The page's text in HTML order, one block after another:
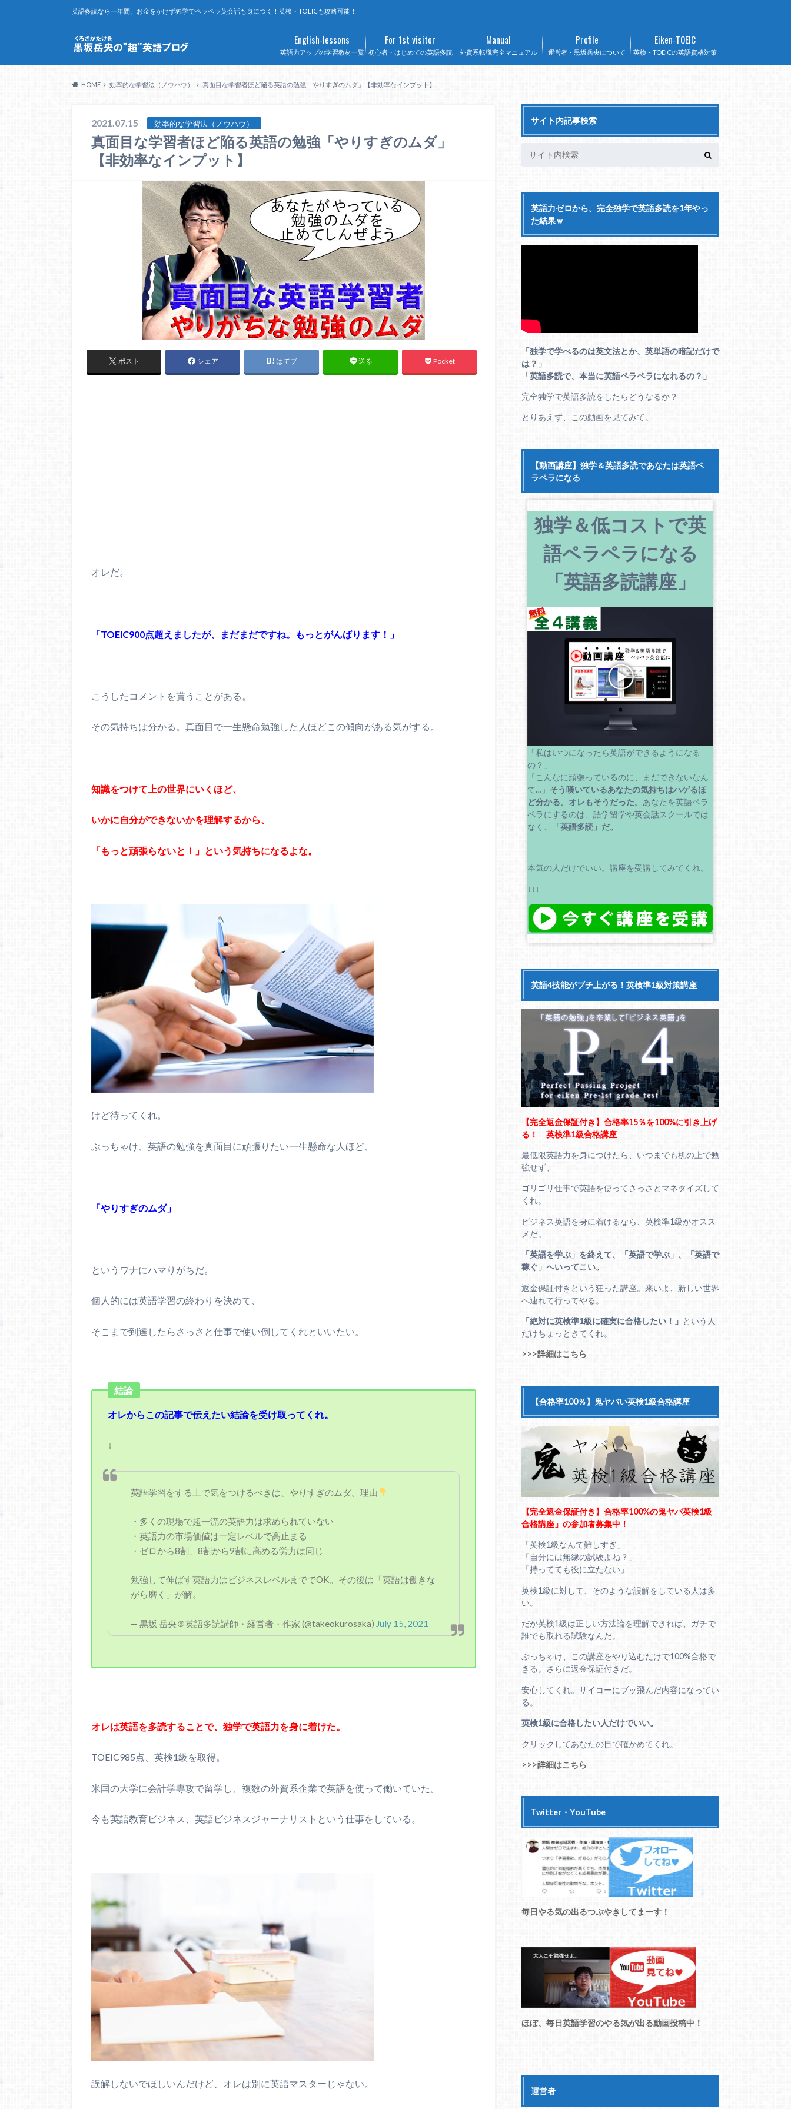
英語多読なら一年間、お金をかけず独学でペラペラ英会話も身につく！英検・TOEICも攻略可能！
英語力アップの学習教材一覧
English-lessons
初心者・はじめての英語多読
For 1st visitor
外資系転職完全マニュアル
Manual
運営者・黒坂岳央について
Profile
英検・TOEICの英語資格対策
Eiken-TOEIC
HOME 効率的な学習法（ノウハウ） 真面目な学習者ほど陥る英語の勉強「やりすぎのムダ」【非効率なインプット】
2021.07.15 効率的な学習法（ノウハウ）
真面目な学習者ほど陥る英語の勉強「やりすぎのムダ」
【非効率なインプット】
ポスト シェア はてブ 送る Pocket
オレだ。
「TOEIC900点超えましたが、まだまだですね。もっとがんばります！」
こうしたコメントを貰うことがある。
その気持ちは分かる。真面目で一生懸命勉強した人ほどこの傾向がある気がする。
知識をつけて上の世界にいくほど、
いかに自分ができないかを理解するから、
「もっと頑張らないと！」という気持ちになるよな。
けど待ってくれ。
ぶっちゃけ、英語の勉強を真面目に頑張りたい一生懸命な人ほど、
「やりすぎのムダ」
というワナにハマりがちだ。
個人的には英語学習の終わりを決めて、
そこまで到達したらさっさと仕事で使い倒してくれといいたい。
結論
オレからこの記事で伝えたい結論を受け取ってくれ。
↓
英語学習をする上で気をつけるべきは、やりすぎのムダ。理由
・多くの現場で超一流の英語力は求められていない
・英語力の市場価値は一定レベルで高止まる
・ゼロから8割、8割から9割に高める労力は同じ
勉強して伸ばす英語力はビジネスレベルまででOK。その後は「英語は働きな
がら磨く」が解。
— 黒坂 岳央＠英語多読講師・経営者・作家 (@takeokurosaka) July 15, 2021
オレは英語を多読することで、独学で英語力を身に着けた。
TOEIC985点、英検1級を取得。
米国の大学に会計学専攻で留学し、複数の外資系企業で英語を使って働いていた。
今も英語教育ビジネス、英語ビジネスジャーナリストという仕事をしている。
誤解しないでほしいんだけど、オレは別に英語マスターじゃない。
サイト内記事検索
英語力ゼロから、完全独学で英語多読を1年やっ
た結果ｗ
「独学で学べるのは英文法とか、英単語の暗記だけで
は？」
「英語多読で、本当に英語ペラペラになれるの？」
完全独学で英語多読をしたらどうなるか？
とりあえず、この動画を見てみて。
【動画講座】独学＆英語多読であなたは英語ペ
ラペラになる
独学＆低コストで英
語ペラペラになる
「英語多読講座」
「私はいつになったら英語ができるようになる
の？」
「こんなに頑張っているのに、まだできないなん
て…」 そう嘆いているあなたの気持ちはハゲるほ
ど分かる。 オレもそうだった。 あなたを英語ペラ
ペラにするのは、語学留学や英会話スクールでは
なく、
「英語多読」だ。
本気の人だけでいい。講座を受講してみてくれ。
↓↓↓
英語4技能がブチ上がる！英検準1級対策講座
【完全返金保証付き】合格率15％を100%に引き上げ
る！ 英検準1級合格講座
最低限英語力を身につけたら、いつまでも机の上で勉
強せず、
ゴリゴリ仕事で英語を使ってさっさとマネタイズして
くれ。
ビジネス英語を身に着けるなら、英検準1級がオスス
メだ。
「英語を学ぶ」を終えて、「英語で学ぶ」、「英語で
稼ぐ」へいってこい。
返金保証付きという狂った講座。来いよ、新しい世界
へ連れて行ってやる。
「絶対に英検準1級に確実に合格したい！」 という人
だけちょっときてくれ。
>>>詳細はこちら
【合格率100％】鬼ヤバい英検1級合格講座
【完全返金保証付き】合格率100%の鬼ヤバ英検1級
合格講座」の参加者募集中！
「英検1級なんて難しすぎ」
「自分には無縁の試験よね？」
「持ってても役に立たない」
英検1級に対して、そのような誤解をしている人は多
い。
だが英検1級は正しい方法論を理解できれば、ガチで
誰でも取れる試験なんだ。
ぶっちゃけ、この講座をやり込むだけで100%合格で
きる。さらに返金保証付きだ。
安心してくれ。サイコーにブッ飛んだ内容になってい
る。
英検1級に合格したい人だけでいい。
クリックしてあなたの目で確かめてくれ。
>>>詳細はこちら
Twitter・YouTube
毎日やる気の出るつぶやきしてまーす！
ほぼ、毎日英語学習のやる気が出る動画投稿中！
運営者